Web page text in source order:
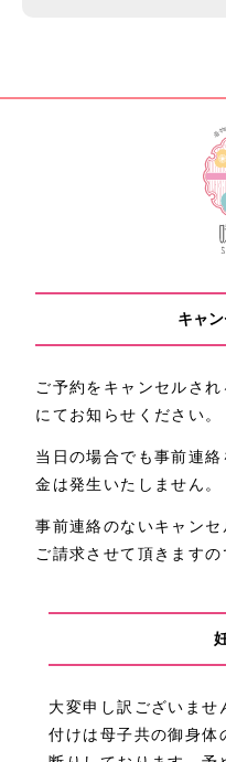
キャ
ご予約をキャンセルさ
にてお知らせください。
当日の場合でも事前連
金は発生いたしません。
事前連絡のないキャン
ご請求させて頂きます
大変申し訳ございませ
付けは母子共の御身体